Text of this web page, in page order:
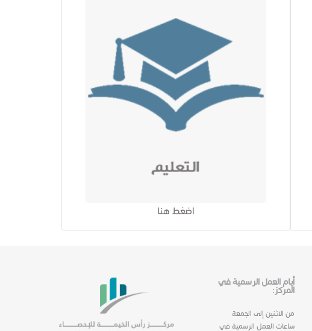
اضغط هنا
أيام العمل الرسمية في
المركز:
من الاثنين إلى الجمعة
ساعات العمل الرسمية في